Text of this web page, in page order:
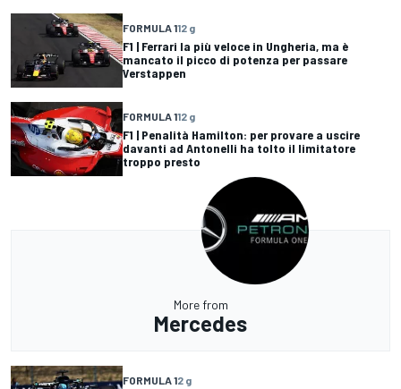
FORMULA 112 g
F1 | Ferrari la più veloce in Ungheria, ma è
mancato il picco di potenza per passare
Verstappen
FORMULA 112 g
F1 | Penalità Hamilton: per provare a uscire
davanti ad Antonelli ha tolto il limitatore
troppo presto
More from
Mercedes
FORMULA 12 g